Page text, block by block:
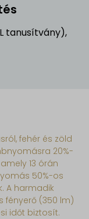
tanusítvány),
fehér és zöld
20%-
13 órán
50%-os
A harmadik
fényerő (350 lm)
időt biztosít.